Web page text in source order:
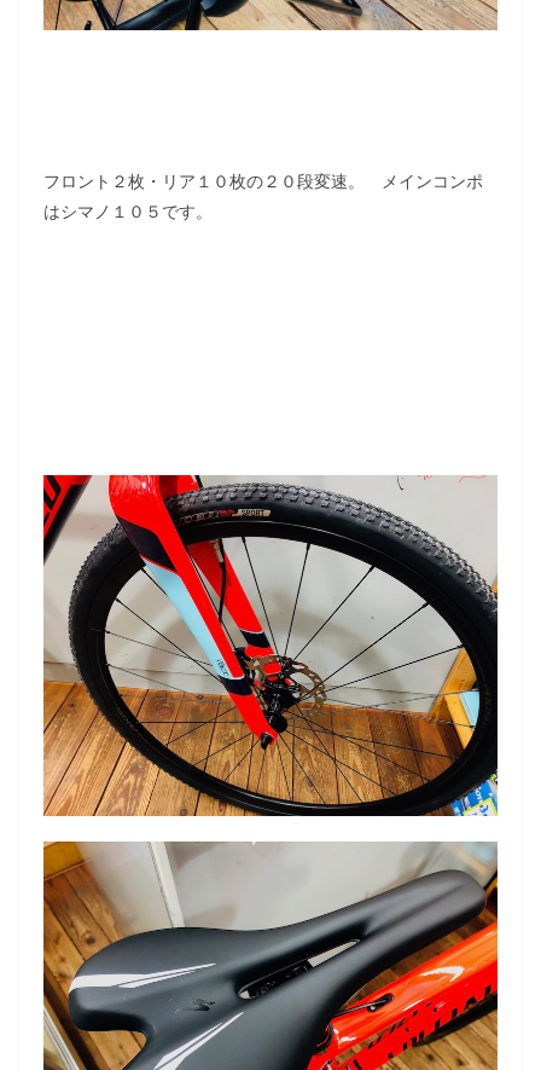
フロント２枚・リア１０枚の２０段変速。 メインコンポ
はシマノ１０５です。